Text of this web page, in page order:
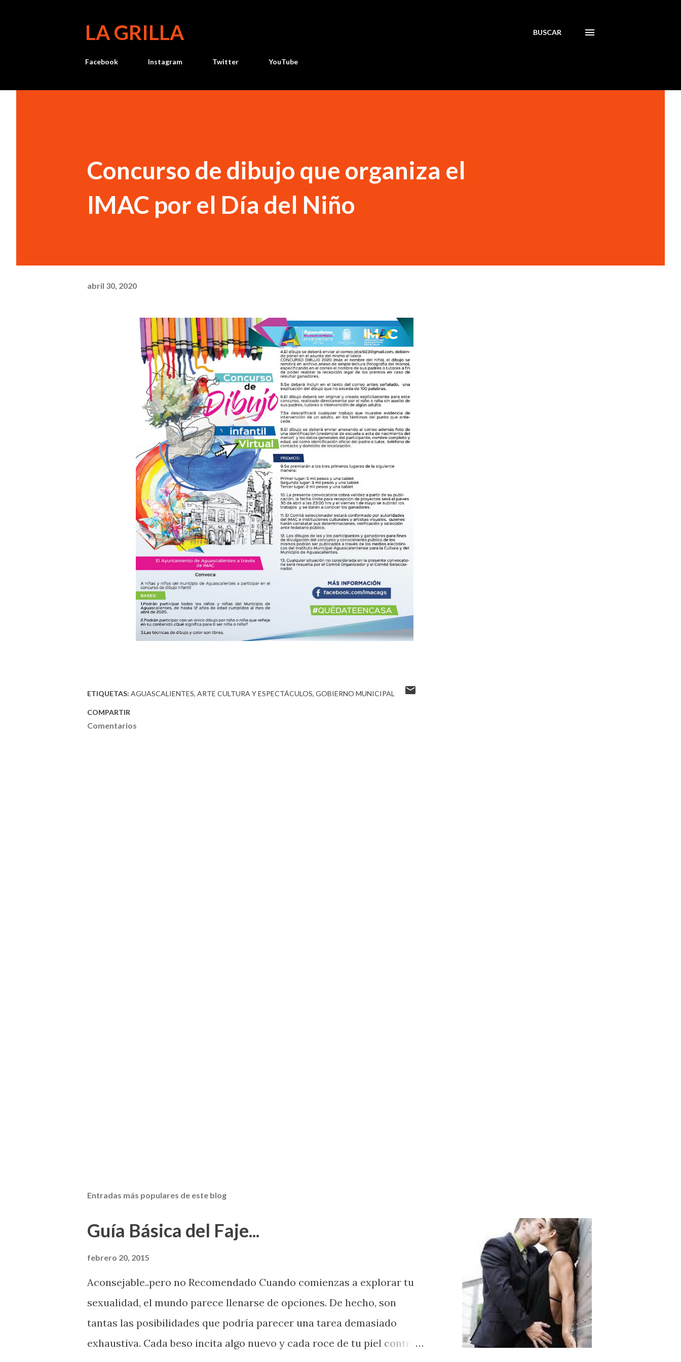
LA GRILLA BUSCAR
Facebook Instagram Twitter YouTube
Concurso de dibujo que organiza el
IMAC por el Día del Niño
abril 30, 2020
ETIQUETAS: AGUASCALIENTES ARTE CULTURA Y ESPECTÁCULOS GOBIERNO MUNICIPAL
COMPARTIR
Comentarios
Entradas más populares de este blog
Guía Básica del Faje...
febrero 20, 2015
Aconsejable..pero no Recomendado Cuando comienzas a explorar tu
sexualidad, el mundo parece llenarse de opciones. De hecho, son
tantas las posibilidades que podría parecer una tarea demasiado
exhaustiva. Cada beso incita algo nuevo y cada roce de tu piel contra